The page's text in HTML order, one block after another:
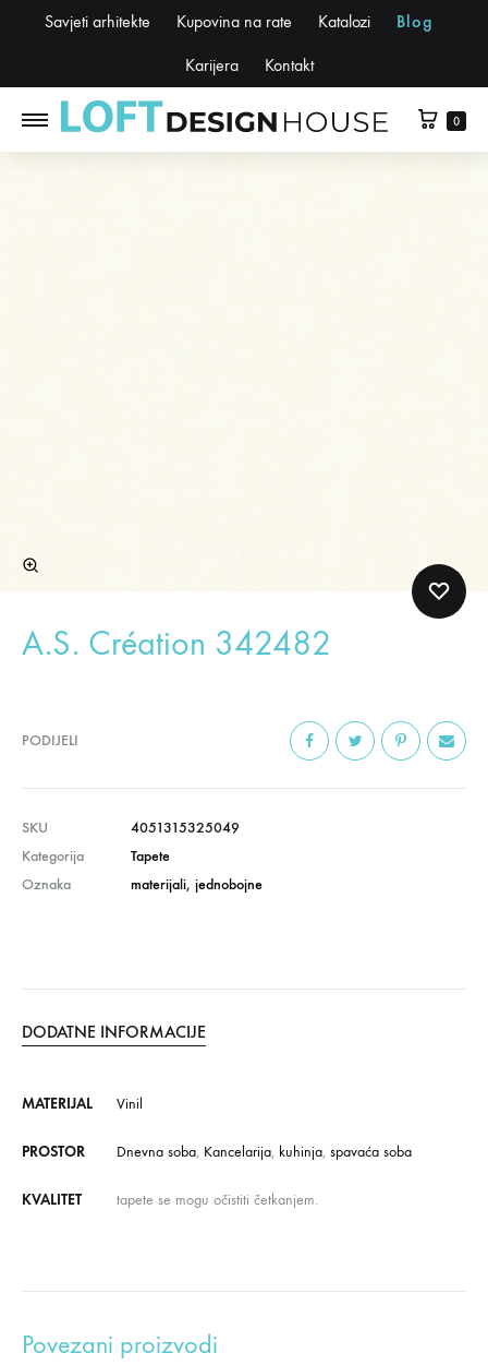
Savjeti arhitekte Kupovina na rate Katalozi Blog
Karijera Kontakt
0
A.S. Création 342482
PODIJELI
SKU
4051315325049
Kategorija
Tapete
Oznaka
materijali, jednobojne
DODATNE INFORMACIJE
MATERIJAL Vinil
PROSTOR Dnevna soba, Kancelarija, kuhinja, spavaća soba
KVALITET tapete se mogu očistiti četkanjem.
Povezani proizvodi